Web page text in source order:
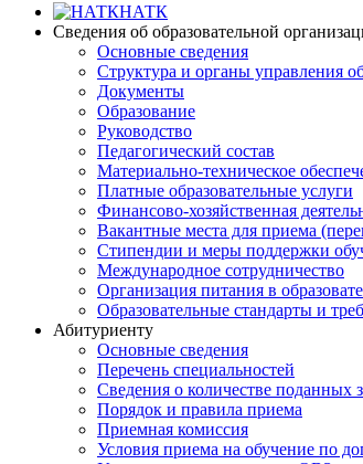
НАТК
Сведения об образовательной
Основные сведения
Структура и органы управления
Документы
Образование
Руководство
Педагогический состав
Материально-техническое
Платные образовательные услуги
Финансово-хозяйственная
Вакантные места для приема
Стипендии и меры поддержки
Международное сотрудничество
Организация питания в
Образовательные стандарты и
Абитуриенту
Основные сведения
Перечень специальностей
Cведения о количестве поданных
Порядок и правила приема
Приемная комиссия
Условия приема на обучение по